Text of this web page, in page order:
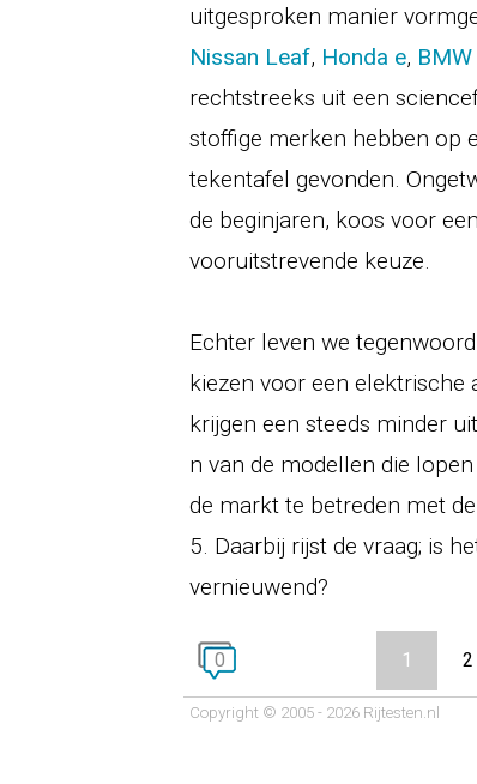
uitgesproken manier
Nissan Leaf, Honda e, BMW
rechtstreeks uit een
stoffige merken hebben op
tekentafel gevonden.
de beginjaren, koos voor
vooruitstrevende keuze.
Echter leven we
kiezen voor een elektrische
krijgen een steeds minder
n van de modellen die
de markt te betreden met
5. Daarbij rijst de vraag; is
vernieuwend?
0 1 2
Copyright © 2005 - 2026 Rijtesten.nl